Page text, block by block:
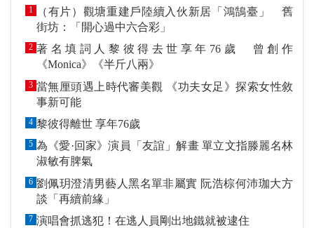
1
（有片）觀塘重建戶陸續入伙新居「鴻鵠臺」 舊
街坊：「開心過中六合彩」
2 著名填詞人黎彼得去世享年76歲 曾創作
《Monica》《半斤八兩》
3 當無厘頭遇上時代審美觀 《功夫女足》探索女性敘
事新可能
4 黎彼得離世 享年76歲
5 為《愛·回家》演員「友誼」解畫 單立文指滕麗名林
淑敏有脾氣
6 劉佩玥澄清男藝人黑名單非屬實 阮浩棕何沛珈大方
談「再續前緣」
7 演唱會抓逃犯！在逃人員剛出地鐵就被逮住